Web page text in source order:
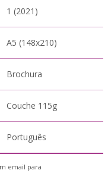
1 (2021)
A5 (148x210)
Brochura
Couche 115g
Português
email para